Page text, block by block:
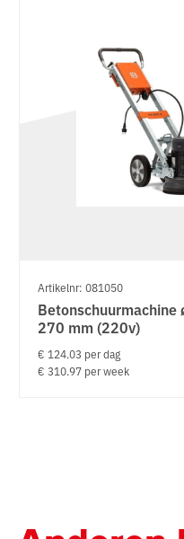
Artikelnr: 081050
Betonschuurmachine
270 mm (220v)
€ 124.03 per dag
€ 310.97 per week